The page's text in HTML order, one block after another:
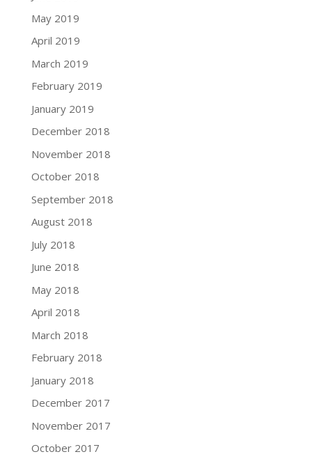
May 2019
April 2019
March 2019
February 2019
January 2019
December 2018
November 2018
October 2018
September 2018
August 2018
July 2018
June 2018
May 2018
April 2018
March 2018
February 2018
January 2018
December 2017
November 2017
October 2017